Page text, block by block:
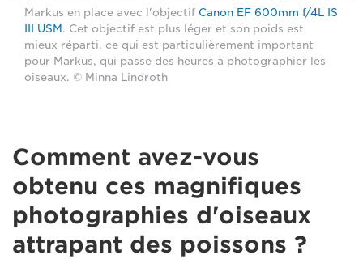
Markus en place avec l'objectif Canon EF 600mm f/4L IS
III USM . Cet objectif est plus léger et son poids est
mieux réparti, ce qui est particulièrement important
pour Markus, qui passe des heures à photographier les
oiseaux. © Minna Lindroth
Comment avez-vous
obtenu ces magnifiques
photographies d'oiseaux
attrapant des poissons ?